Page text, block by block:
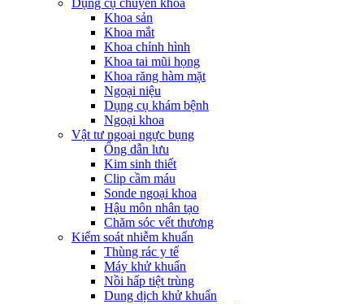
Dụng cụ chuyên khoa
Khoa sản
Khoa mắt
Khoa chỉnh hình
Khoa tai mũi họng
Khoa răng hàm mặt
Ngoại niệu
Dụng cụ khám bệnh
Ngoại khoa
Vật tư ngoại ngực bụng
Ống dẫn lưu
Kim sinh thiết
Clip cầm máu
Sonde ngoại khoa
Hậu môn nhân tạo
Chăm sóc vết thương
Kiểm soát nhiễm khuẩn
Thùng rác y tế
Máy khử khuẩn
Nồi hấp tiệt trùng
Dung dịch khử khuẩn